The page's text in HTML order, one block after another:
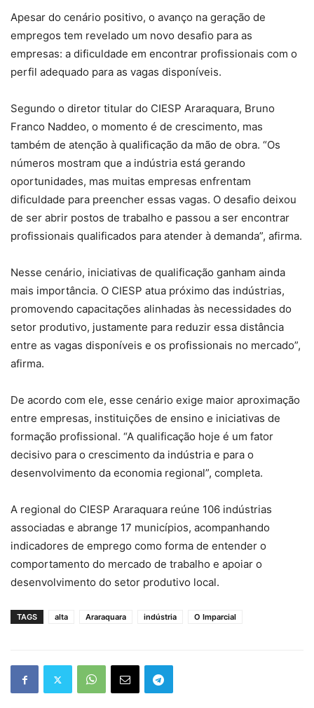
Apesar do cenário positivo, o avanço na geração de
empregos tem revelado um novo desafio para as
empresas: a dificuldade em encontrar profissionais com o
perfil adequado para as vagas disponíveis.
Segundo o diretor titular do CIESP Araraquara, Bruno
Franco Naddeo, o momento é de crescimento, mas
também de atenção à qualificação da mão de obra. “Os
números mostram que a indústria está gerando
oportunidades, mas muitas empresas enfrentam
dificuldade para preencher essas vagas. O desafio deixou
de ser abrir postos de trabalho e passou a ser encontrar
profissionais qualificados para atender à demanda”, afirma.
Nesse cenário, iniciativas de qualificação ganham ainda
mais importância. O CIESP atua próximo das indústrias,
promovendo capacitações alinhadas às necessidades do
setor produtivo, justamente para reduzir essa distância
entre as vagas disponíveis e os profissionais no mercado”,
afirma.
De acordo com ele, esse cenário exige maior aproximação
entre empresas, instituições de ensino e iniciativas de
formação profissional. “A qualificação hoje é um fator
decisivo para o crescimento da indústria e para o
desenvolvimento da economia regional”, completa.
A regional do CIESP Araraquara reúne 106 indústrias
associadas e abrange 17 municípios, acompanhando
indicadores de emprego como forma de entender o
comportamento do mercado de trabalho e apoiar o
desenvolvimento do setor produtivo local.
TAGS alta Araraquara indústria O Imparcial